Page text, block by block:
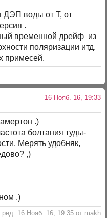
ДЭП воды от Т, от
.
временной дрейф из
поляризации итд.
примесей.
16 Нояб. 16, 19:33
.)
болтания туды-
Мерять удобняк,
,)
.)
ред. 16 Нояб. 16, 19:35 от makh